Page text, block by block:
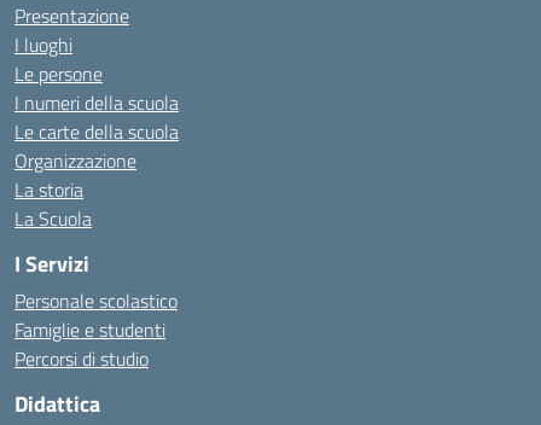
Presentazione
I luoghi
Le persone
I numeri della scuola
Le carte della scuola
Organizzazione
La storia
La Scuola
I Servizi
Personale scolastico
Famiglie e studenti
Percorsi di studio
Didattica